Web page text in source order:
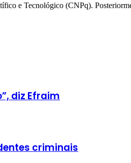
e Tecnológico (CNPq).
diz Efraim
criminais